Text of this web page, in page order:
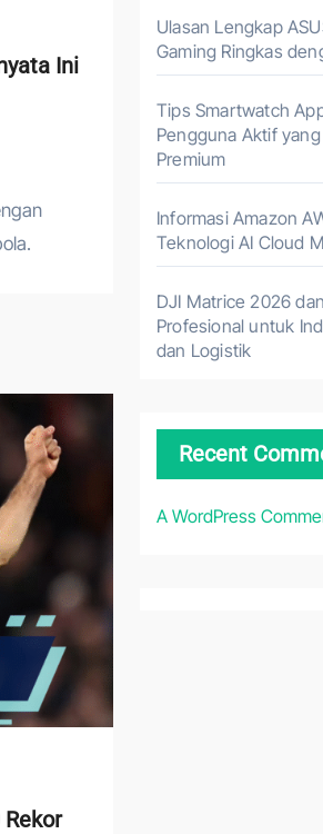
Ini
Ulasan Lengkap
Gaming Ringkas
Tips Smartwatch
Pengguna Aktif
Premium
Informasi Amazon
Teknologi AI Cloud
DJI Matrice 2026
Profesional untuk
dan Logistik
Recent
A WordPress